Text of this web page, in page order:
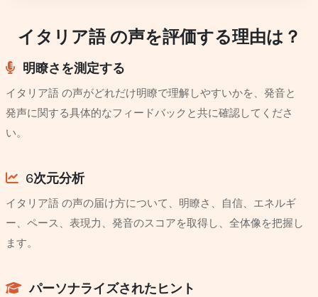
イタリア語 の声を評価する理由は？
明瞭さを測定する
イタリア語 の声がどれだけ明瞭で理解しやすいかを、発音と
発声に関する具体的なフィードバックと共に確認してくださ
い。
6次元分析
イタリア語 の声の届け方について、明瞭さ、自信、エネルギ
ー、ペース、表現力、発音のスコアを取得し、全体像を把握し
ます。
パーソナライズされたヒント